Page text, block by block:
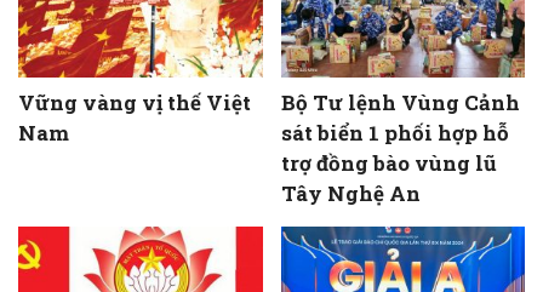
Vững vàng vị thế Việt
Nam
Bộ Tư lệnh Vùng Cảnh
sát biển 1 phối hợp hỗ
trợ đồng bào vùng lũ
Tây Nghệ An